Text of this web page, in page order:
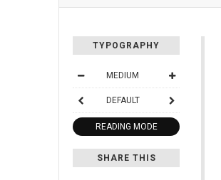
TYPOGRAPHY
MEDIUM
DEFAULT
READING MODE
SHARE THIS